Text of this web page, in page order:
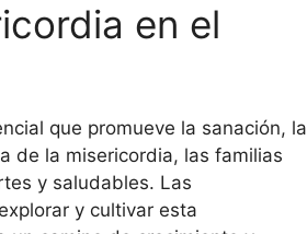
en el
que promueve la sanación, la
de la misericordia, las familias
y saludables. Las
y cultivar esta